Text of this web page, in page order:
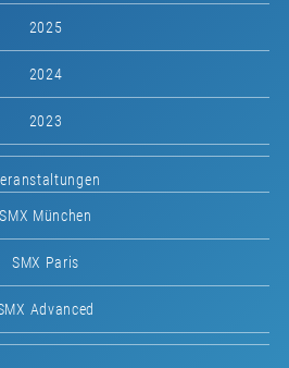
2025
2024
2023
SMX München
SMX Paris
Advanced